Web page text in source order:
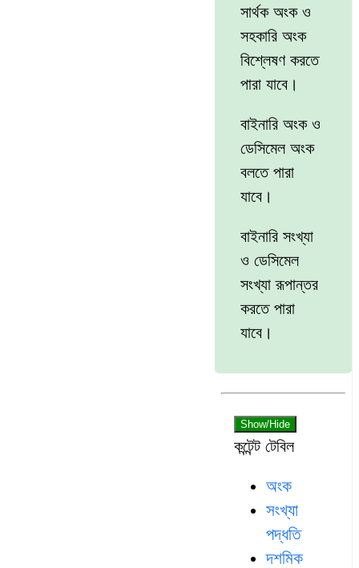
সার্থক অংক ও
সহকারি অংক
বিশ্লেষণ করতে
পারা যাবে।
বাইনারি অংক ও
ডেসিমেল অংক
বলতে পারা
যাবে।
বাইনারি সংখ্যা
ও ডেসিমেল
সংখ্যা রূপান্তর
করতে পারা
যাবে।
Show/Hide
কন্টেন্ট টেবিল
অংক
সংখ্যা
পদ্ধতি
দশমিক